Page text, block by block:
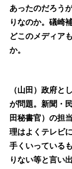
あったのだろう
りなのか。礒崎
どこのメディア
か。
（山田）政府と
が問題。新聞・
田秘書官）の担
理はよくテレビ
手くいっている
りない等と言い